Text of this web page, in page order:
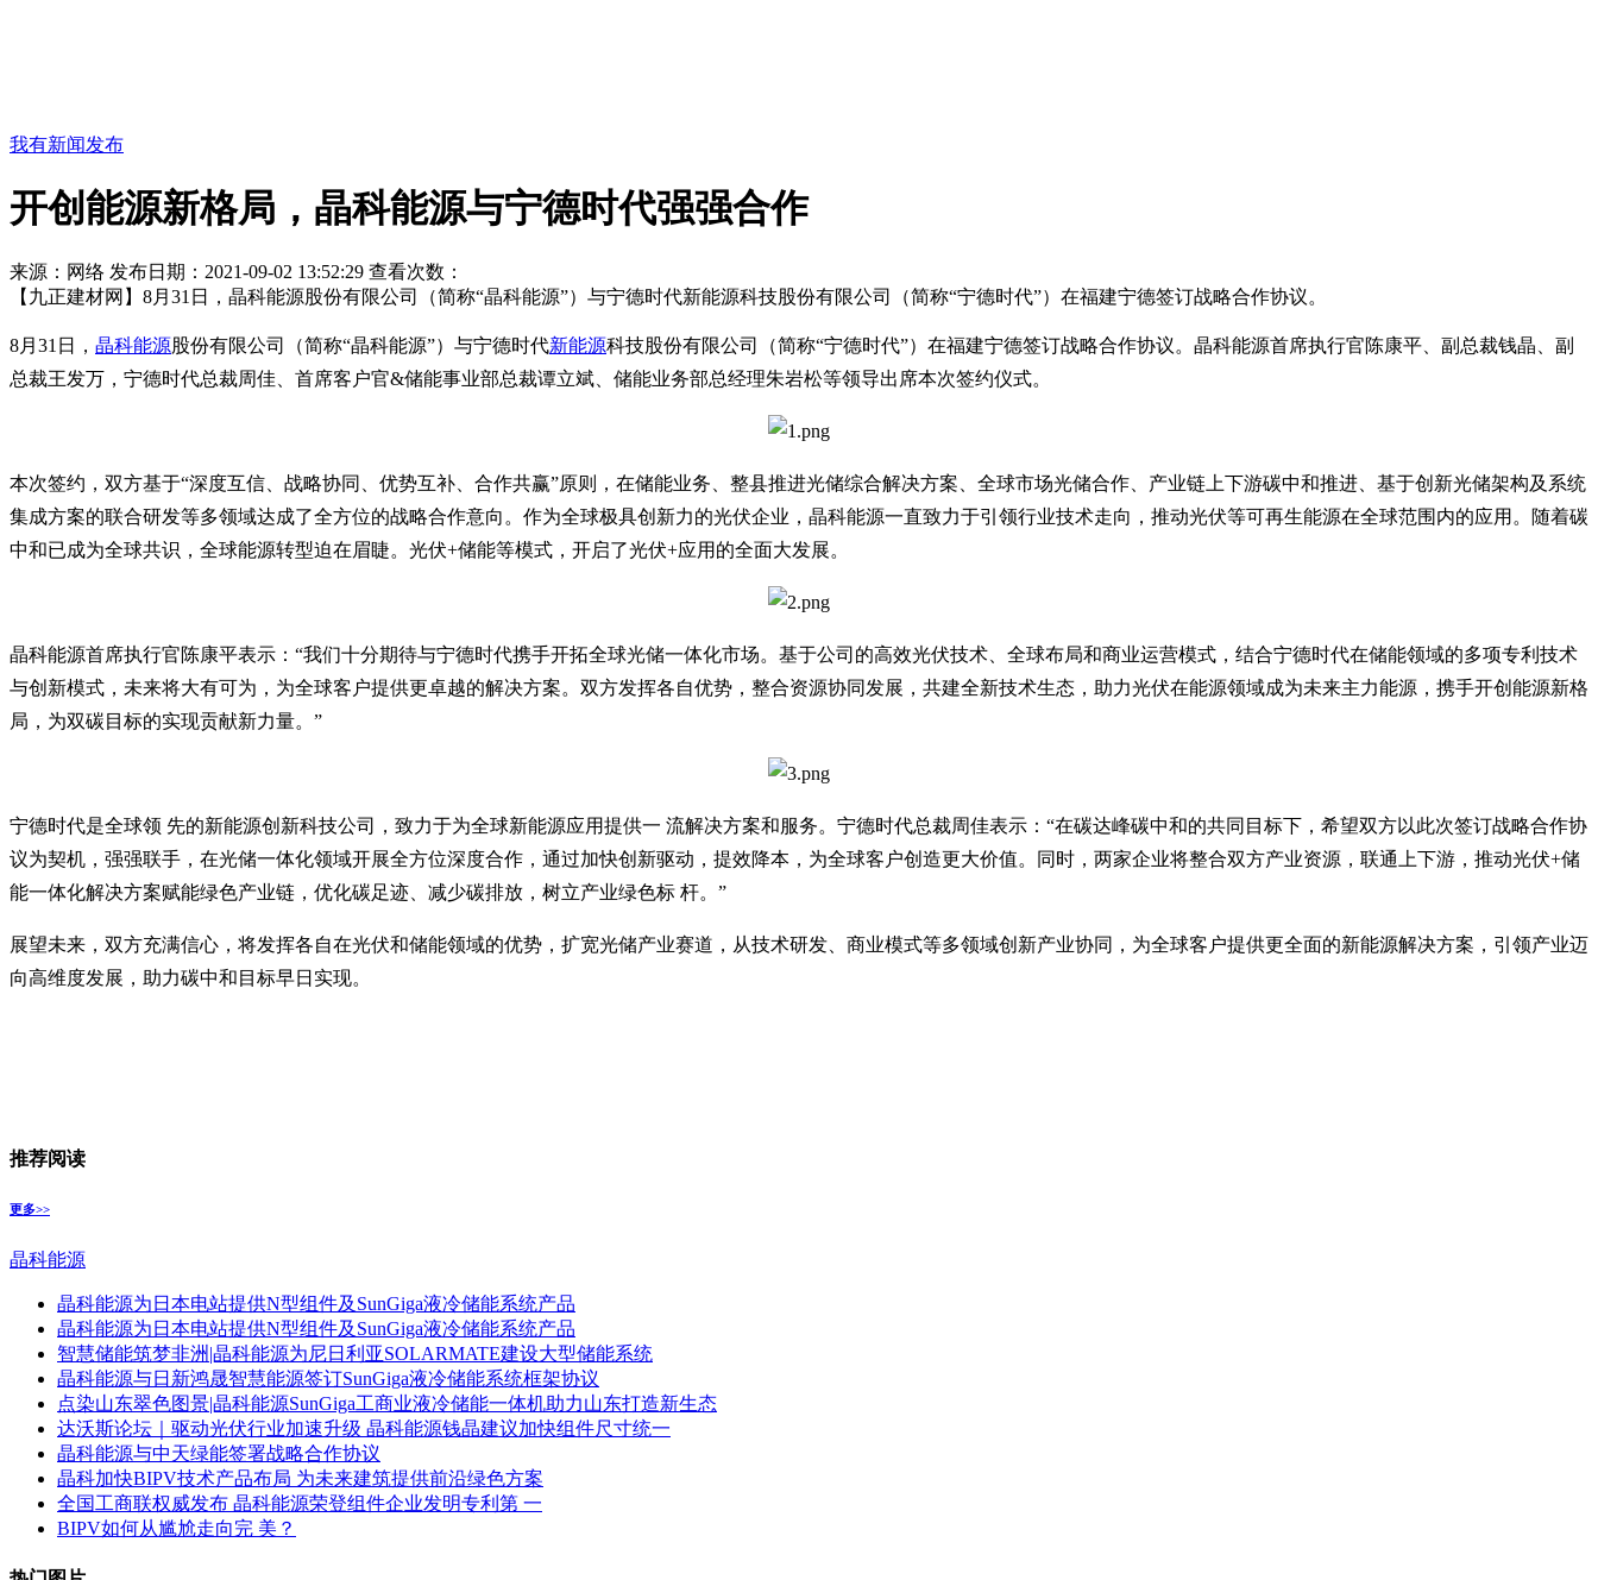
我有新闻发布
开创能源新格局，晶科能源与宁德时代强强合作
来源：网络 发布日期：2021-09-02 13:52:29 查看次数：
【九正建材网】8月31日，晶科能源股份有限公司（简称“晶科能源”）与宁德时代新能源科技股份有限公司（简称“宁德时代”）在福建宁德签订战略合作协议。
8月31日， 晶科能源股份有限公司（简称“晶科能源”）与宁德时代新能源科技股份有限公司（简称“宁德时代”）在福建宁德签订战略合作协议。晶科能源首席执行官陈康平、副总裁钱晶、副
总裁王发万，宁德时代总裁周佳、首席客户官&储能事业部总裁谭立斌、储能业务部总经理朱岩松等领导出席本次签约仪式。
本次签约，双方基于“深度互信、战略协同、优势互补、合作共赢”原则，在储能业务、整县推进光储综合解决方案、全球市场光储合作、产业链上下游碳中和推进、基于创新光储架构及系统
集成方案的联合研发等多领域达成了全方位的战略合作意向。作为全球极具创新力的光伏企业，晶科能源一直致力于引领行业技术走向，推动光伏等可再生能源在全球范围内的应用。随着碳
中和已成为全球共识，全球能源转型迫在眉睫。光伏+储能等模式，开启了光伏+应用的全面大发展。
晶科能源首席执行官陈康平表示：“我们十分期待与宁德时代携手开拓全球光储一体化市场。基于公司的高效光伏技术、全球布局和商业运营模式，结合宁德时代在储能领域的多项专利技术
与创新模式，未来将大有可为，为全球客户提供更卓越的解决方案。双方发挥各自优势，整合资源协同发展，共建全新技术生态，助力光伏在能源领域成为未来主力能源，携手开创能源新格
局，为双碳目标的实现贡献新力量。”
宁德时代是全球领 先的新能源创新科技公司，致力于为全球新能源应用提供一 流解决方案和服务。宁德时代总裁周佳表示：“在碳达峰碳中和的共同目标下，希望双方以此次签订战略合作协
议为契机，强强联手，在光储一体化领域开展全方位深度合作，通过加快创新驱动，提效降本，为全球客户创造更大价值。同时，两家企业将整合双方产业资源，联通上下游，推动光伏+储
能一体化解决方案赋能绿色产业链，优化碳足迹、减少碳排放，树立产业绿色标 杆。”
展望未来，双方充满信心，将发挥各自在光伏和储能领域的优势，扩宽光储产业赛道，从技术研发、商业模式等多领域创新产业协同，为全球客户提供更全面的新能源解决方案，引领产业迈
向高维度发展，助力碳中和目标早日实现。
推荐阅读
更多>>
晶科能源
晶科能源为日本电站提供N型组件及SunGiga液冷储能系统产品
晶科能源为日本电站提供N型组件及SunGiga液冷储能系统产品
智慧储能筑梦非洲|晶科能源为尼日利亚SOLARMATE建设大型储能系统
晶科能源与日新鸿晟智慧能源签订SunGiga液冷储能系统框架协议
点染山东翠色图景|晶科能源SunGiga工商业液冷储能一体机助力山东打造新生态
达沃斯论坛｜驱动光伏行业加速升级 晶科能源钱晶建议加快组件尺寸统一
晶科能源与中天绿能签署战略合作协议
晶科加快BIPV技术产品布局 为未来建筑提供前沿绿色方案
全国工商联权威发布 晶科能源荣登组件企业发明专利第 一
BIPV如何从尴尬走向完 美？